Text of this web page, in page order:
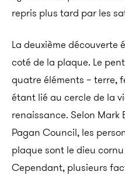
repris plus tard par les
La deuxième découverte
coté de la plaque. Le
quatre éléments – terre,
étant lié au cercle de la
renaissance. Selon Mark
Pagan Council, les
plaque sont le dieu
Cependant, plusieurs